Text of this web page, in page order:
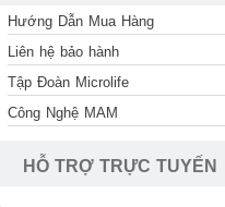
Hướng Dẫn Mua Hàng
Liên hệ bảo hành
Tập Đoàn Microlife
Công Nghệ MAM
HỖ TRỢ TRỰC TUYẾN